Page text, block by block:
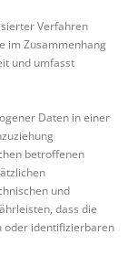
Verfahren
im Zusammenhang
und umfasst
Daten in einer
betroffenen
und
dass die
oder identifizierbaren